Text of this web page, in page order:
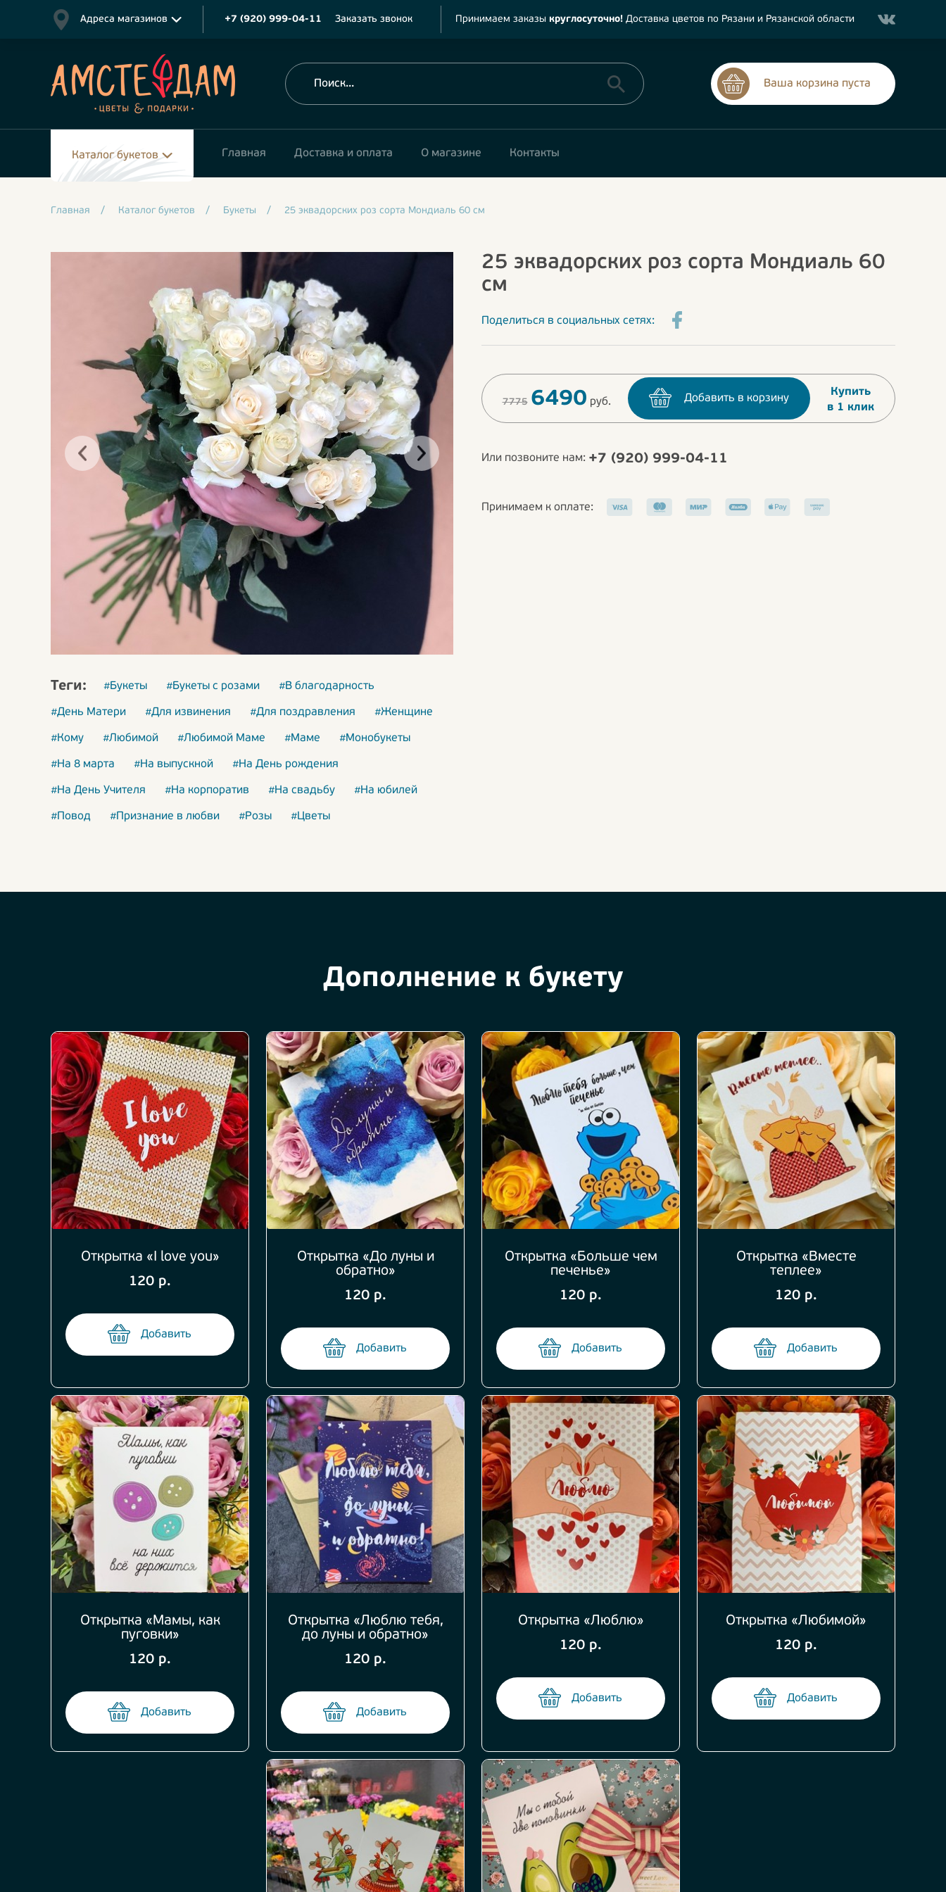
Адреса магазинов +7 (920) 999-04-11 Заказать звонок Принимаем заказы круглосуточно! Доставка цветов по Рязани и Рязанской области
Ваша корзина пуста
Каталог букетов Главная Доставка и оплата О магазине Контакты
Главная / Каталог букетов / Букеты / 25 эквадорских роз сорта Мондиаль 60 см
Теги: #Букеты #Букеты с розами #В благодарность
#День Матери #Для извинения #Для поздравления #Женщине
#Кому #Любимой #Любимой Маме #Маме #Монобукеты
#На 8 марта #На выпускной #На День рождения
#На День Учителя #На корпоратив #На свадьбу #На юбилей
#Повод #Признание в любви #Розы #Цветы
25 эквадорских роз сорта Мондиаль 60
см
Поделиться в социальных сетях:
7775 6490 руб. Добавить в корзину
Купить
в 1 клик
Или позвоните нам: +7 (920) 999-04-11
Принимаем к оплате:
Дополнение к букету
Открытка «I love you»
120 р.
Добавить
Открытка «До луны и
обратно»
120 р.
Добавить
Открытка «Больше чем
печенье»
120 р.
Добавить
Открытка «Вместе
теплее»
120 р.
Добавить
Открытка «Мамы, как
пуговки»
120 р.
Добавить
Открытка «Люблю тебя,
до луны и обратно»
120 р.
Добавить
Открытка «Люблю»
120 р.
Добавить
Открытка «Любимой»
120 р.
Добавить